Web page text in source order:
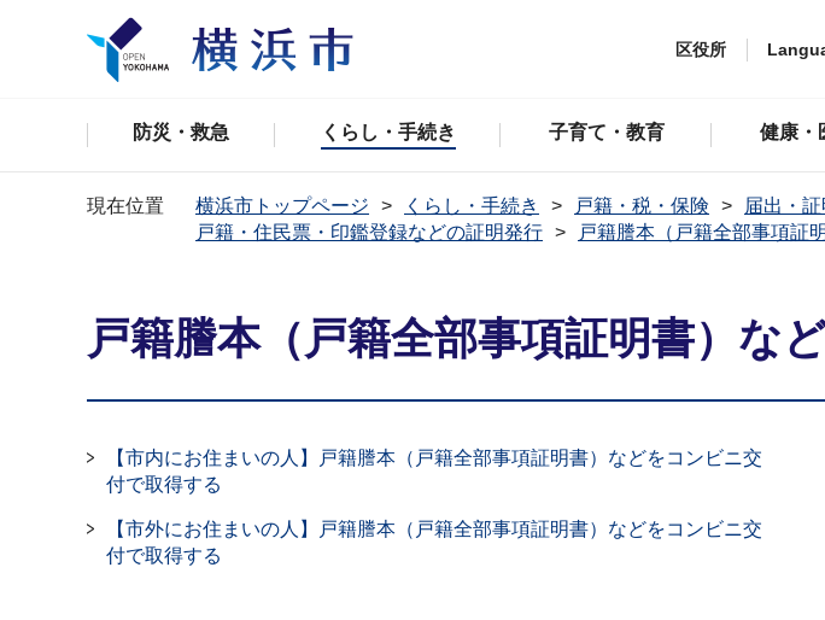
区役所
防災・救急 くらし・手続き 子育て・教育 健康・
現在位置 横浜市トップページ くらし・手続き 戸籍・税・保険 届出・
戸籍・住民票・印鑑登録などの証明発行
戸籍謄本（戸籍全部事項証
戸籍謄本（戸籍全部事項証明書）な
【市内にお住まいの人】戸籍謄本（戸籍全部事項証明書）などをコンビニ交
付で取得する
【市外にお住まいの人】戸籍謄本（戸籍全部事項証明書）などをコンビニ交
付で取得する